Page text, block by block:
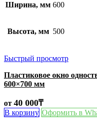
Ширина, мм 600
Высота, мм 500
Быстрый просмотр
Пластиковое окно
600×700 мм
от 40 000₸
В корзину Оформить в